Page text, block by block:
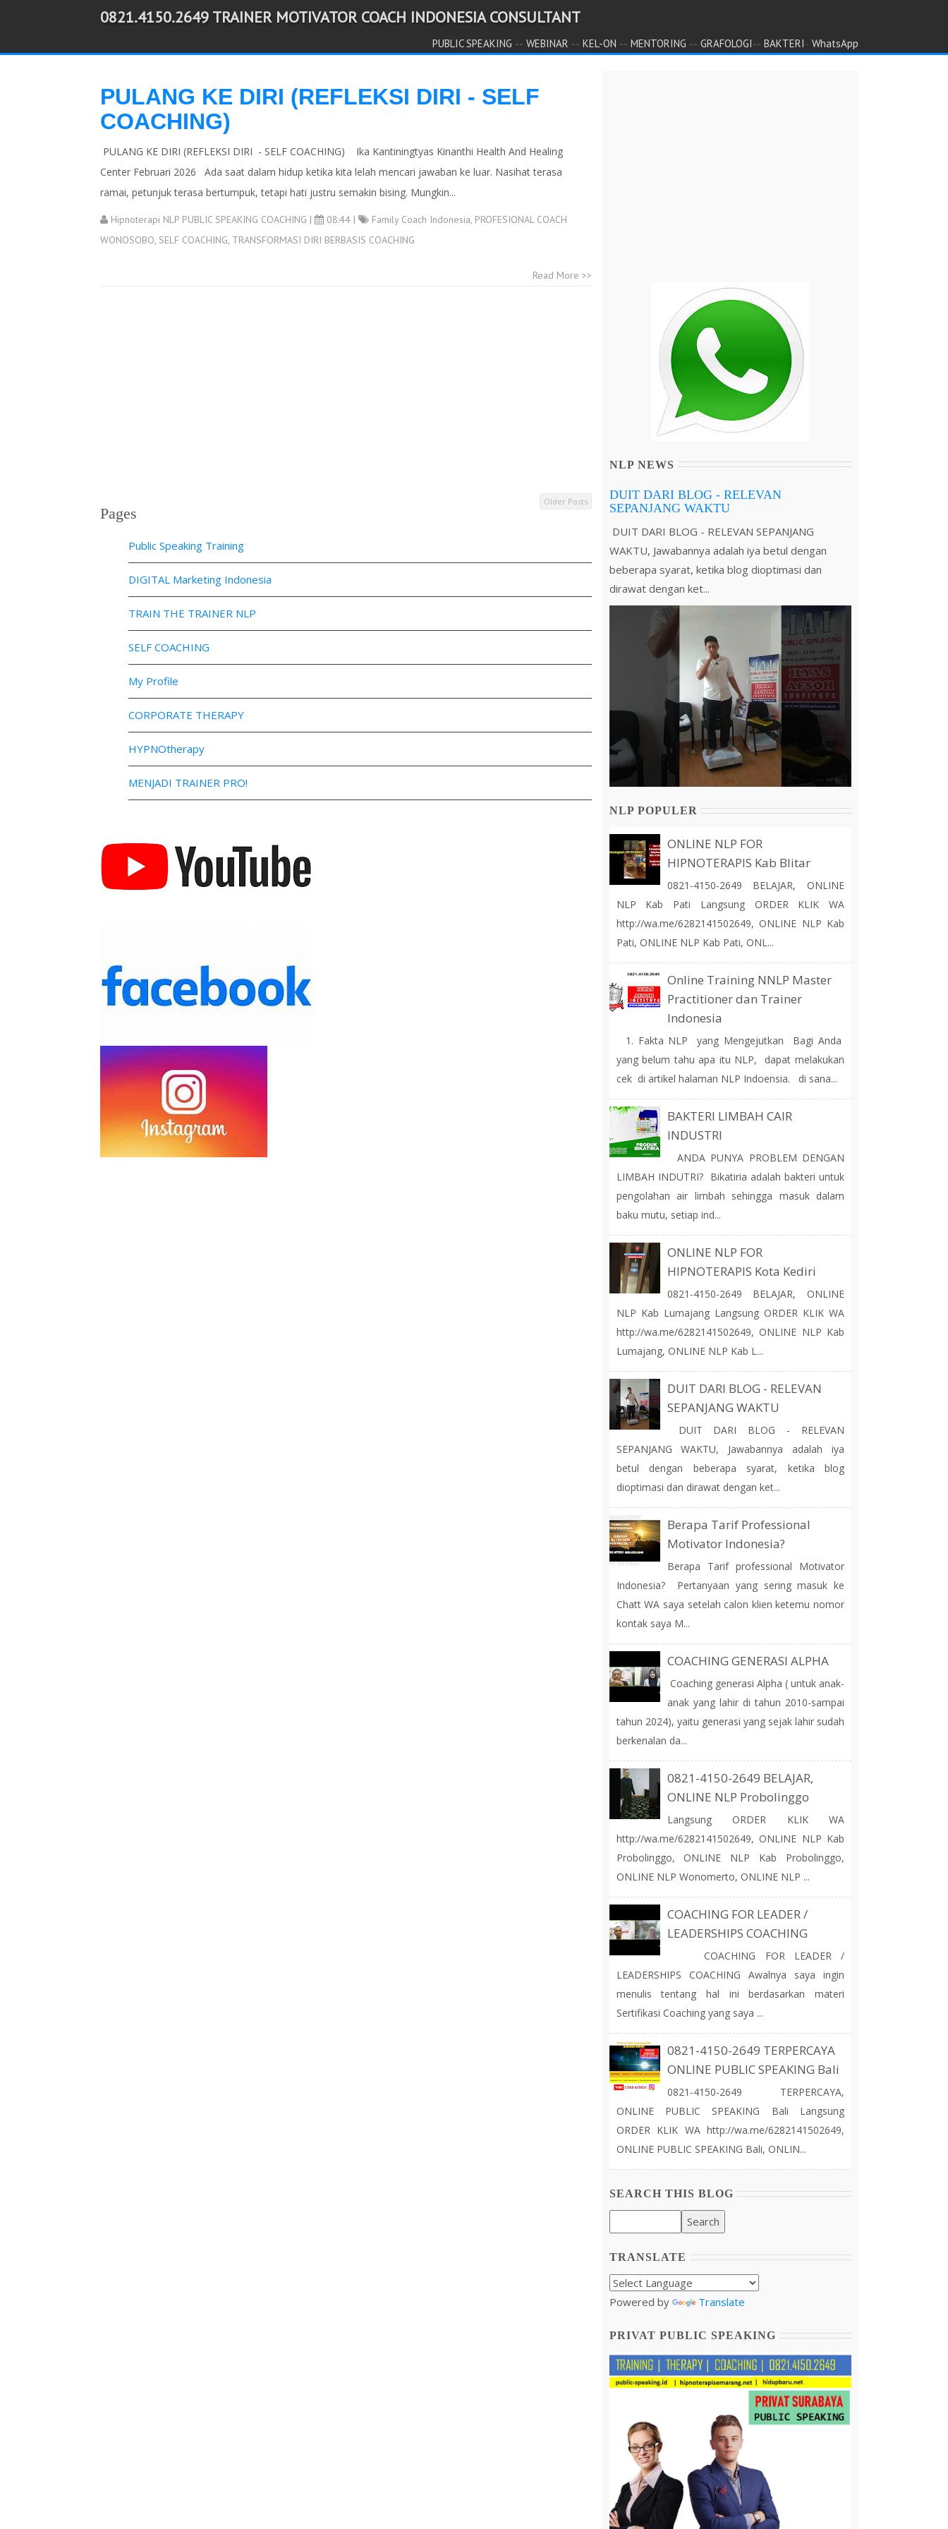
0821.4150.2649 TRAINER MOTIVATOR COACH INDONESIA CONSULTANT
PUBLIC SPEAKING -- WEBINAR -- KEL-ON -- MENTORING -- GRAFOLOGI-- BAKTERI- WhatsApp
PULANG KE DIRI (REFLEKSI DIRI - SELF
COACHING)
PULANG KE DIRI (REFLEKSI DIRI - SELF COACHING) Ika Kantiningtyas Kinanthi Health And Healing
Center Februari 2026 Ada saat dalam hidup ketika kita lelah mencari jawaban ke luar. Nasihat terasa
ramai, petunjuk terasa bertumpuk, tetapi hati justru semakin bising. Mungkin...
Hipnoterapi NLP PUBLIC SPEAKING COACHING | 08:44 | Family Coach Indonesia, PROFESIONAL COACH
WONOSOBO, SELF COACHING, TRANSFORMASI DIRI BERBASIS COACHING
Read More >>
Older Posts
Pages
Public Speaking Training
DIGITAL Marketing Indonesia
TRAIN THE TRAINER NLP
SELF COACHING
My Profile
CORPORATE THERAPY
HYPNOtherapy
MENJADI TRAINER PRO!
NLP NEWS
DUIT DARI BLOG - RELEVAN
SEPANJANG WAKTU
DUIT DARI BLOG - RELEVAN SEPANJANG
WAKTU, Jawabannya adalah iya betul dengan
beberapa syarat, ketika blog dioptimasi dan
dirawat dengan ket...
NLP POPULER
ONLINE NLP FOR
HIPNOTERAPIS Kab Blitar
0821-4150-2649 BELAJAR, ONLINE
NLP Kab Pati Langsung ORDER KLIK WA
http://wa.me/6282141502649, ONLINE NLP Kab
Pati, ONLINE NLP Kab Pati, ONL...
Online Training NNLP Master
Practitioner dan Trainer
Indonesia
1. Fakta NLP yang Mengejutkan Bagi Anda
yang belum tahu apa itu NLP, dapat melakukan
cek di artikel halaman NLP Indoensia. di sana...
BAKTERI LIMBAH CAIR
INDUSTRI
ANDA PUNYA PROBLEM DENGAN
LIMBAH INDUTRI? Bikatiria adalah bakteri untuk
pengolahan air limbah sehingga masuk dalam
baku mutu, setiap ind...
ONLINE NLP FOR
HIPNOTERAPIS Kota Kediri
0821-4150-2649 BELAJAR, ONLINE
NLP Kab Lumajang Langsung ORDER KLIK WA
http://wa.me/6282141502649, ONLINE NLP Kab
Lumajang, ONLINE NLP Kab L...
DUIT DARI BLOG - RELEVAN
SEPANJANG WAKTU
DUIT DARI BLOG - RELEVAN
SEPANJANG WAKTU, Jawabannya adalah iya
betul dengan beberapa syarat, ketika blog
dioptimasi dan dirawat dengan ket...
Berapa Tarif Professional
Motivator Indonesia?
Berapa Tarif professional Motivator
Indonesia? Pertanyaan yang sering masuk ke
Chatt WA saya setelah calon klien ketemu nomor
kontak saya M...
COACHING GENERASI ALPHA
Coaching generasi Alpha ( untuk anak-
anak yang lahir di tahun 2010-sampai
tahun 2024), yaitu generasi yang sejak lahir sudah
berkenalan da...
0821-4150-2649 BELAJAR,
ONLINE NLP Probolinggo
Langsung ORDER KLIK WA
http://wa.me/6282141502649, ONLINE NLP Kab
Probolinggo, ONLINE NLP Kab Probolinggo,
ONLINE NLP Wonomerto, ONLINE NLP ...
COACHING FOR LEADER /
LEADERSHIPS COACHING
COACHING FOR LEADER /
LEADERSHIPS COACHING Awalnya saya ingin
menulis tentang hal ini berdasarkan materi
Sertifikasi Coaching yang saya ...
0821-4150-2649 TERPERCAYA
ONLINE PUBLIC SPEAKING Bali
0821-4150-2649 TERPERCAYA,
ONLINE PUBLIC SPEAKING Bali Langsung
ORDER KLIK WA http://wa.me/6282141502649,
ONLINE PUBLIC SPEAKING Bali, ONLIN...
SEARCH THIS BLOG
TRANSLATE
Powered by Translate
PRIVAT PUBLIC SPEAKING